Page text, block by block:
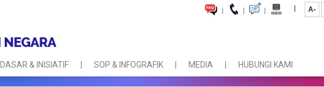
| | | | A-
DASAR & INISIATIF SOP & INFOGRAFIK MEDIA HUBUNGI KAMI